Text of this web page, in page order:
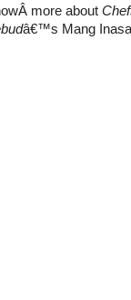
more about
â€™s Mang